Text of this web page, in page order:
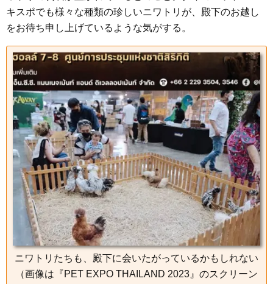
キスポでも様々な種類の珍しいニワトリが、殿下のお越し
をお待ち申し上げているような気がする。
ニワトリたちも、殿下に会いたがっているかもしれない
（画像は『PET EXPO THAILAND 2023』のスクリーン